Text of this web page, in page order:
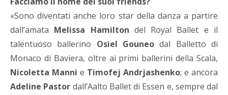
«Sono diventati anche loro star della danza a partire
dall’amata Melissa Hamilton del Royal Ballet e il
talentuoso ballerino Osiel Gouneo dal Balletto di
Monaco di Baviera, oltre ai primi ballerini della Scala,
Nicoletta Manni e Timofej Andrjashenko; e ancora
Adeline Pastor dall’Aalto Ballet di Essen e, sempre dal